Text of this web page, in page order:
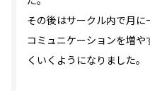
その後はサークル内で月
コミュニケーションを増
くいくようになりました。